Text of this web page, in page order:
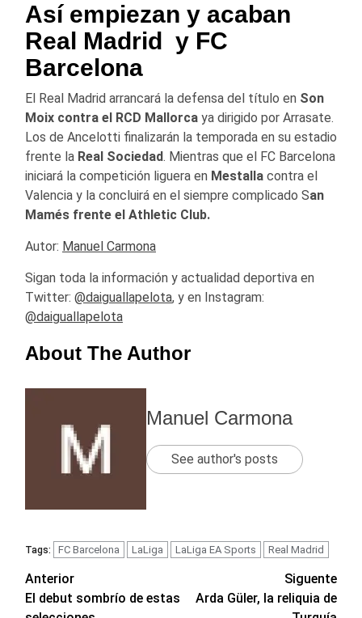
Así empiezan y acaban
Real Madrid y FC
Barcelona
El Real Madrid arrancará la defensa del título en Son
Moix contra el RCD Mallorca ya dirigido por Arrasate.
Los de Ancelotti finalizarán la temporada en su estadio
frente la Real Sociedad. Mientras que el FC Barcelona
iniciará la competición liguera en Mestalla contra el
Valencia y la concluirá en el siempre complicado San
Mamés frente el Athletic Club.
Autor: Manuel Carmona
Sigan toda la información y actualidad deportiva en
Twitter: @daiguallapelota, y en Instagram:
@daiguallapelota
About The Author
Manuel Carmona
See author's posts
Tags: FC Barcelona LaLiga LaLiga EA Sports Real Madrid
Navegación
de
Anterior
El debut sombrío de estas
Siguente
Arda Güler, la reliquia de